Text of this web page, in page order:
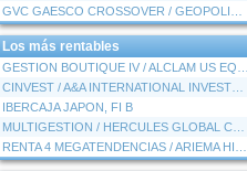
Los más rentables
IBERCAJA JAPON, FI B